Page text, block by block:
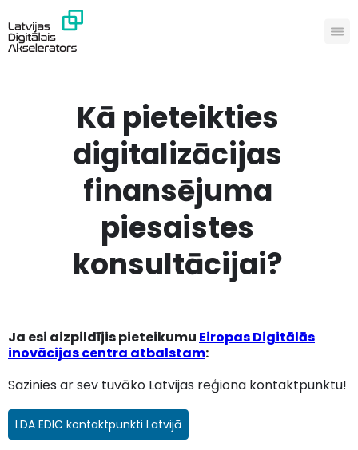
Kā pieteikties
digitalizācijas
finansējuma
piesaistes
konsultācijai?
Ja esi aizpildījis pieteikumu Eiropas Digitālās
inovācijas centra atbalstam:
Sazinies ar sev tuvāko Latvijas reģiona kontaktpunktu!
LDA EDIC kontaktpunkti Latvijā